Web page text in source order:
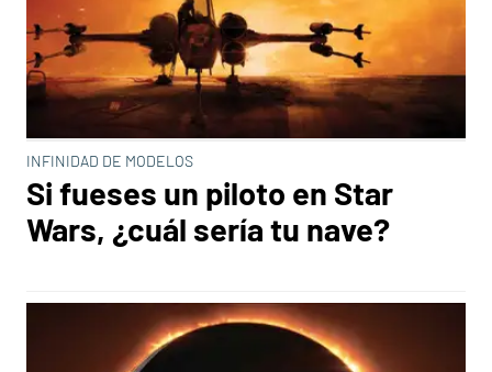
INFINIDAD DE MODELOS
Si fueses un piloto en Star
Wars, ¿cuál sería tu nave?